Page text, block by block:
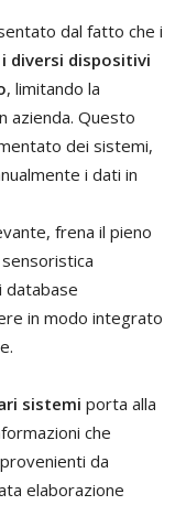
dal fatto che i
diversi dispositivi
, limitando la
azienda. Questo
dei sistemi,
i dati in
frena il pieno
database
in modo integrato
sistemi porta alla
che
da
elaborazione